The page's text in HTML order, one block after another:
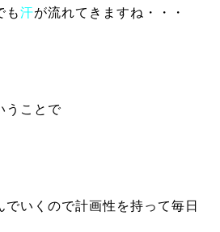
も汗が流れてきますね・・・
うことで
いくので計画性を持って毎日